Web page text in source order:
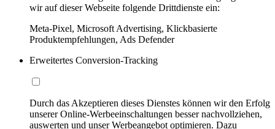
wir auf dieser Webseite folgende Drittdienste ein:
Meta-Pixel, Microsoft Advertising, Klickbasierte
Produktempfehlungen, Ads Defender
Erweitertes Conversion-Tracking
Durch das Akzeptieren dieses Dienstes können wir den Erfolg
unserer Online-Werbeeinschaltungen besser nachvollziehen,
auswerten und unser Werbeangebot optimieren. Dazu